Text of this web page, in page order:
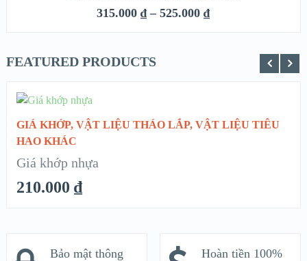
QUICK LOOK
315.000₫ – 525.000₫
FEATURED PRODUCTS
GIÁ KHỚP, VẬT LIỆU THÁO LẮP, VẬT LIỆU TIÊU
HAO KHÁC
Giá khớp nhựa
210.000 ₫
Bảo mật thông
Hoàn tiền 100%